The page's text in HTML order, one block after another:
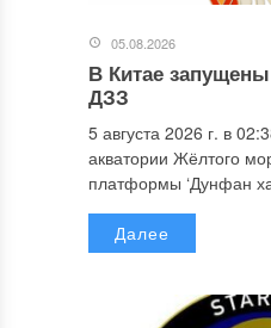
05.08.2026
В Китае
ДЗЗ
5 августа 2026 г. в
акватории Жёлтого
платформы ‘Дунфан
Далее